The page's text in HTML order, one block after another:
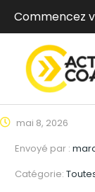
Commencez
mai 8, 2026
Envoyé par :
Catégorie: